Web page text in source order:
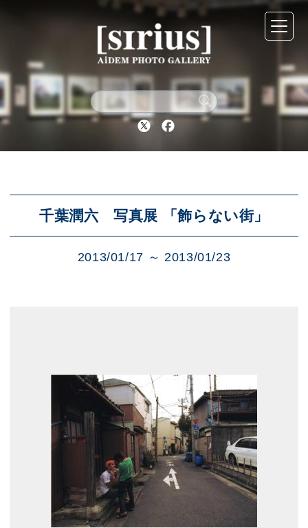
Twitter Facebook
千葉潤六 写真展 「飾らない街」
2013/01/17 ～ 2013/01/23
シリウスについて
展示スケジュール
アクセス